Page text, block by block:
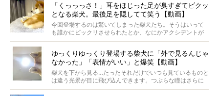
がるのでしょうか。
最近版画製作を始めた、お笑いコンビ「ニューヨーク」の
屋敷裕政さんに、拒否柴を掘っていただきました！ イン
タビューと合わせてご覧ください。
「くっっっさ！」耳をほじった足が臭すぎてビクッ
となる柴犬。最後足を隠してて笑う【動画】
今回登場するのは驚いてしまった柴犬たち。そうはいって
も誰かにビックリさせられたとか、なにかアクシデントが
起きたとか、そういうことが原因ではありません。全ての
ゆっくりゆっくり登場する柴犬に「外で見るんじゃ
なかった」「表情がいい」と爆笑【動画】
柴犬を下から見る…たったそれだけでいつも見ているものと
は違う光景が目に飛び込んできます。つぶらな瞳はさらに
つぶらに見え、モフモフのお顔はさらにモフモフに見えま